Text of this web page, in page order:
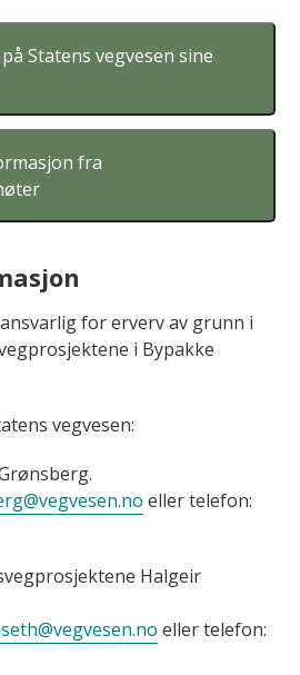
Statens vegvesen sine
fra
for erverv av grunn i
i Bypakke
vegvesen:
eller telefon:
Halgeir
eller telefon: